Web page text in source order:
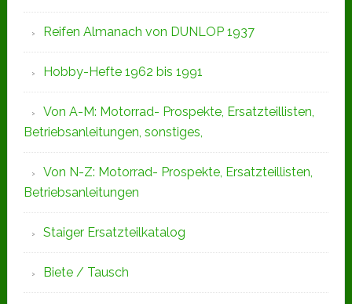
Reifen Almanach von DUNLOP 1937
Hobby-Hefte 1962 bis 1991
Von A-M: Motorrad- Prospekte, Ersatzteillisten,
Betriebsanleitungen, sonstiges,
Von N-Z: Motorrad- Prospekte, Ersatzteillisten,
Betriebsanleitungen
Staiger Ersatzteilkatalog
Biete / Tausch